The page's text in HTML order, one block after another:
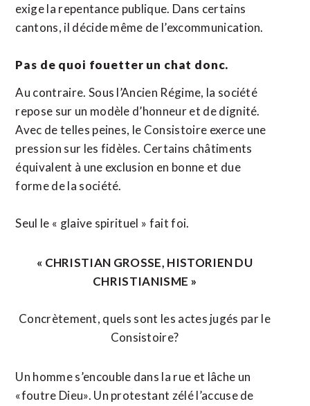
exige la repentance publique. Dans certains
cantons, il décide même de l’excommunication.
Pas de quoi fouetter un chat donc.
Au contraire. Sous l’Ancien Régime, la société
repose sur un modèle d’honneur et de dignité.
Avec de telles peines, le Consistoire exerce une
pression sur les fidèles. Certains châtiments
équivalent à une exclusion en bonne et due
forme de la société.
Seul le « glaive spirituel » fait foi.
« CHRISTIAN GROSSE, HISTORIEN DU
CHRISTIANISME »
Concrètement, quels sont les actes jugés par le
Consistoire?
Un homme s’encouble dans la rue et lâche un
«foutre Dieu». Un protestant zélé l’accuse de